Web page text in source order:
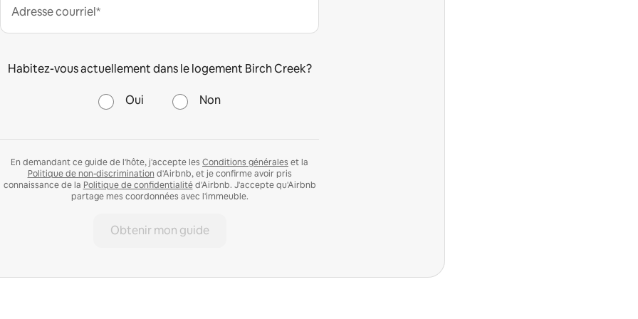
Adresse courriel*
Habitez-vous actuellement dans le logement Birch Creek?
Oui Non
En demandant ce guide de l'hôte, j'accepte les Conditions générales et la
Politique de non-discrimination d'Airbnb, et je confirme avoir pris
connaissance de la Politique de confidentialitéd'Airbnb. J'accepte qu'Airbnb
partage mes coordonnées avec l'immeuble.
Obtenir mon guide